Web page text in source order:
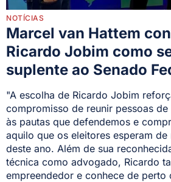
NOTÍCIAS
Marcel van Hattem
Ricardo Jobim como
suplente ao Senado
"A escolha de Ricardo Jobim
compromisso de reunir pessoas
às pautas que defendemos e
aquilo que os eleitores esperam de
deste ano. Além de sua
técnica como advogado, Ricardo
empreendedor e conhece de perto